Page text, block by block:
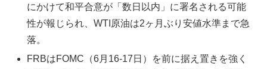
にかけて和平合意が「数日以内」に署名される可能
性が報じられ、WTI原油は2ヶ月ぶり安値水準まで急
落。
FRBはFOMC（6月16-17日）を前に据え置きを強く